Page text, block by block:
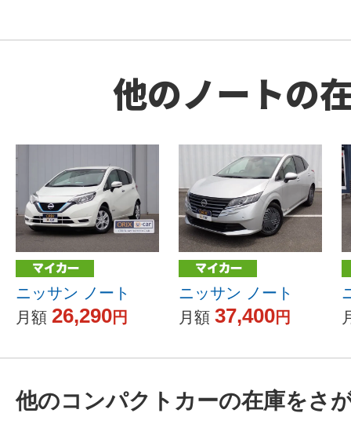
他のノートの
ニッサン ノート
月額 26,290円
ニッサン ノート
月額 37,400円
他のコンパクトカーの在庫をさ